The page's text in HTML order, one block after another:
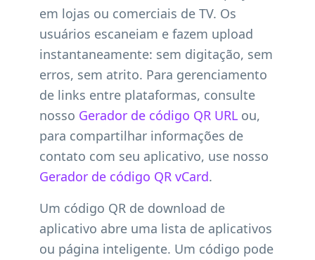
em lojas ou comerciais de TV. Os
usuários escaneiam e fazem upload
instantaneamente: sem digitação, sem
erros, sem atrito. Para gerenciamento
de links entre plataformas, consulte
nosso Gerador de código QR URL ou,
para compartilhar informações de
contato com seu aplicativo, use nosso
Gerador de código QR vCard.
Um código QR de download de
aplicativo abre uma lista de aplicativos
ou página inteligente. Um código pode